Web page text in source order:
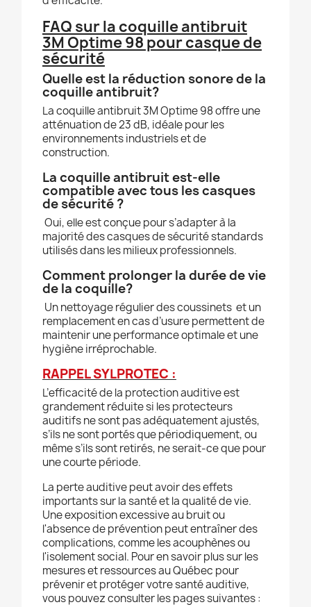
FAQ sur la coquille antibruit
3M Optime 98 pour casque de
sécurité
Quelle est la réduction sonore de la
coquille antibruit?
La coquille antibruit 3M Optime 98 offre une
atténuation de 23 dB, idéale pour les
environnements industriels et de
construction.
La coquille antibruit est-elle
compatible avec tous les casques
de sécurité ?
Oui, elle est conçue pour s’adapter à la
majorité des casques de sécurité standards
utilisés dans les milieux professionnels.
Comment prolonger la durée de vie
de la coquille?
Un nettoyage régulier des coussinets et un
remplacement en cas d’usure permettent de
maintenir une performance optimale et une
hygiène irréprochable.
RAPPEL SYLPROTEC :
L’efficacité de la protection auditive est
grandement réduite si les protecteurs
auditifs ne sont pas adéquatement ajustés,
s’ils ne sont portés que périodiquement, ou
même s’ils sont retirés, ne serait-ce que pour
une courte période.
La perte auditive peut avoir des effets
importants sur la santé et la qualité de vie.
Une exposition excessive au bruit ou
l'absence de prévention peut entraîner des
complications, comme les acouphènes ou
l'isolement social. Pour en savoir plus sur les
mesures et ressources au Québec pour
prévenir et protéger votre santé auditive,
vous pouvez consulter les pages suivantes :